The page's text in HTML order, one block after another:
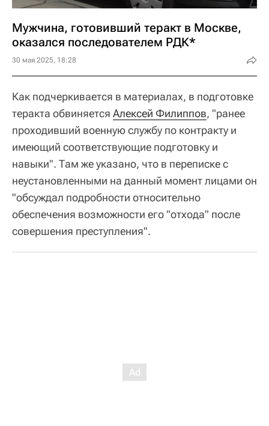
Мужчина, готовивший теракт в Москве,
оказался последователем РДК*
30 мая 2025, 18:28
Как подчеркивается в материалах, в подготовке
теракта обвиняется Алексей Филиппов, "ранее
проходивший военную службу по контракту и
имеющий соответствующие подготовку и
навыки". Там же указано, что в переписке с
неустановленными на данный момент лицами он
"обсуждал подробности относительно
обеспечения возможности его "отхода" после
совершения преступления".